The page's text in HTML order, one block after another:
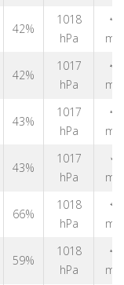
42%
1018
hPa
↑
m/s
42%
1017
hPa
↑
m/s
43%
1017
hPa
↑
m/s
43%
1017
hPa
↑
m/s
66%
1018
hPa
↑
m/s
59%
1018
hPa
↑
m/s